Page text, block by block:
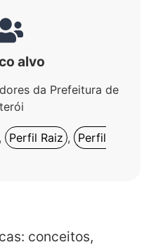
alvo
da Prefeitura de
, Perfil Raiz ,
Perfil
conceitos,